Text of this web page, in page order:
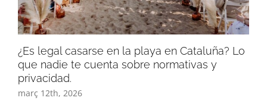
¿Es legal casarse en la playa en Cataluña? Lo
que nadie te cuenta sobre normativas y
privacidad.
març 12th, 2026